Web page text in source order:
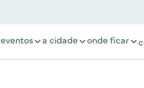
eventos a cidade onde ficar